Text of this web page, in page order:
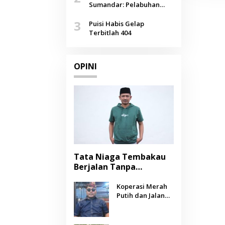
Agustus
Sumandar: Pelabuhan
Selendang Benang Merah
Lombang
3
Puisi Habis Gelap
Terbitlah 404
OPINI
Tata Niaga Tembakau
Berjalan Tanpa
Negara Berpihak
kepada Petani?
Koperasi Merah
Putih dan Jalan